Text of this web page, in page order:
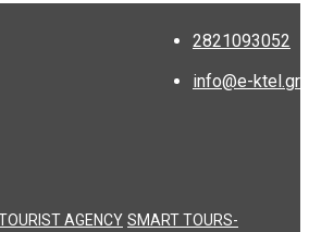
2821093052
info@e-ktel.gr
SMART TOURS-